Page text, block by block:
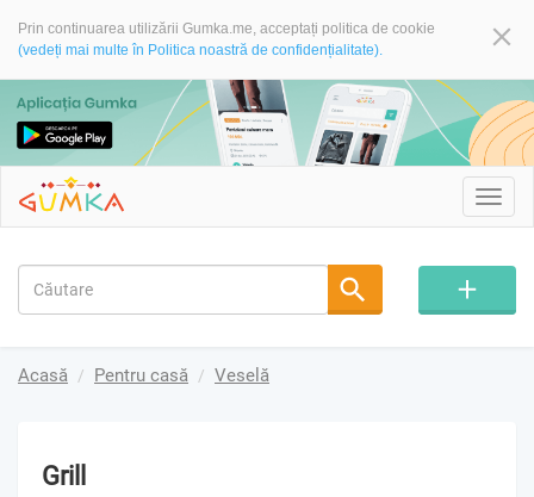
Prin continuarea utilizării Gumka.me, acceptați politica de cookie
(vedeți mai multe în Politica noastră de confidențialitate).
Acasă Pentru casă Veselă
Grill